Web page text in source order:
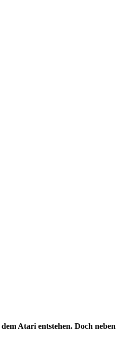
Atari entstehen. Doch neben